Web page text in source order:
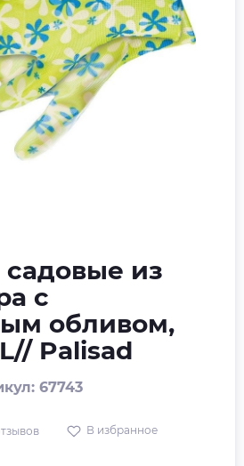
из
с
обливом,
Palisad
67743
В избранное